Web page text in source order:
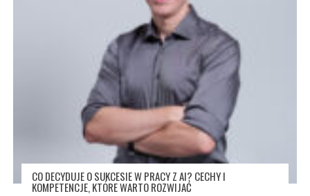
CO DECYDUJE O SUKCESIE W PRACY Z AI? CECHY I
KOMPETENCJE, KTÓRE WARTO ROZWIJAĆ